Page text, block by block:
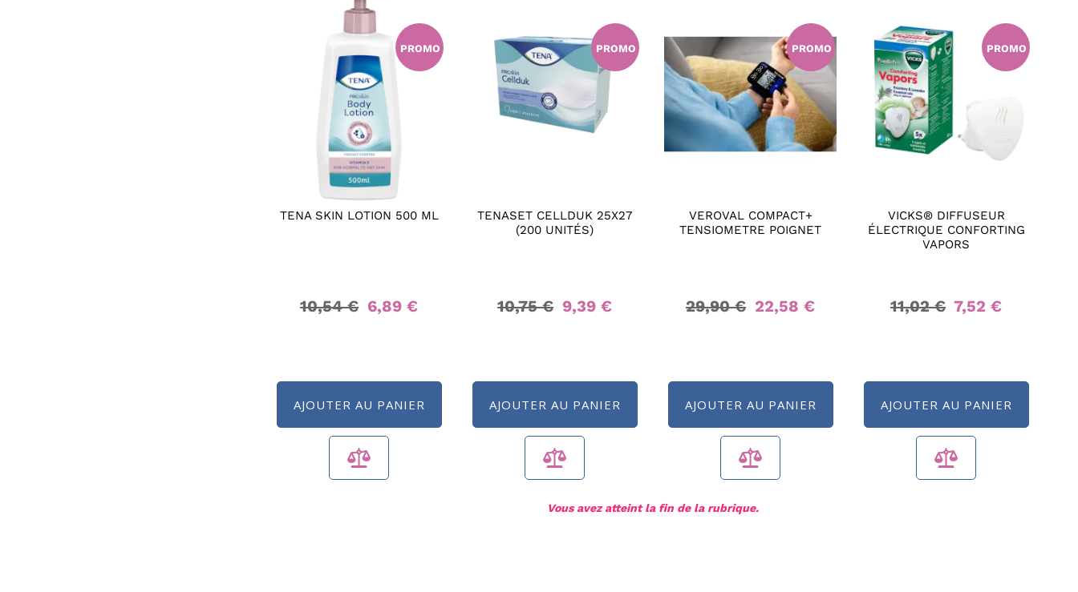
TENA SKIN LOTION 500 ML
PROMO
10,54 € 6,89 €
AJOUTER AU PANIER
TENASET CELLDUK 25X27
(200 UNITÉS)
PROMO
10,75 € 9,39 €
AJOUTER AU PANIER
VEROVAL COMPACT+
TENSIOMETRE POIGNET
PROMO
29,90 € 22,58 €
AJOUTER AU PANIER
VICKS® DIFFUSEUR
ÉLECTRIQUE CONFORTING
VAPORS
PROMO
11,02 € 7,52 €
AJOUTER AU PANIER
Vous avez atteint la fin de la rubrique.